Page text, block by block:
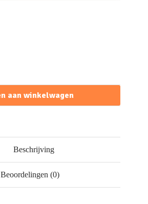
aan winkelwagen
Beschrijving
Beoordelingen (0)